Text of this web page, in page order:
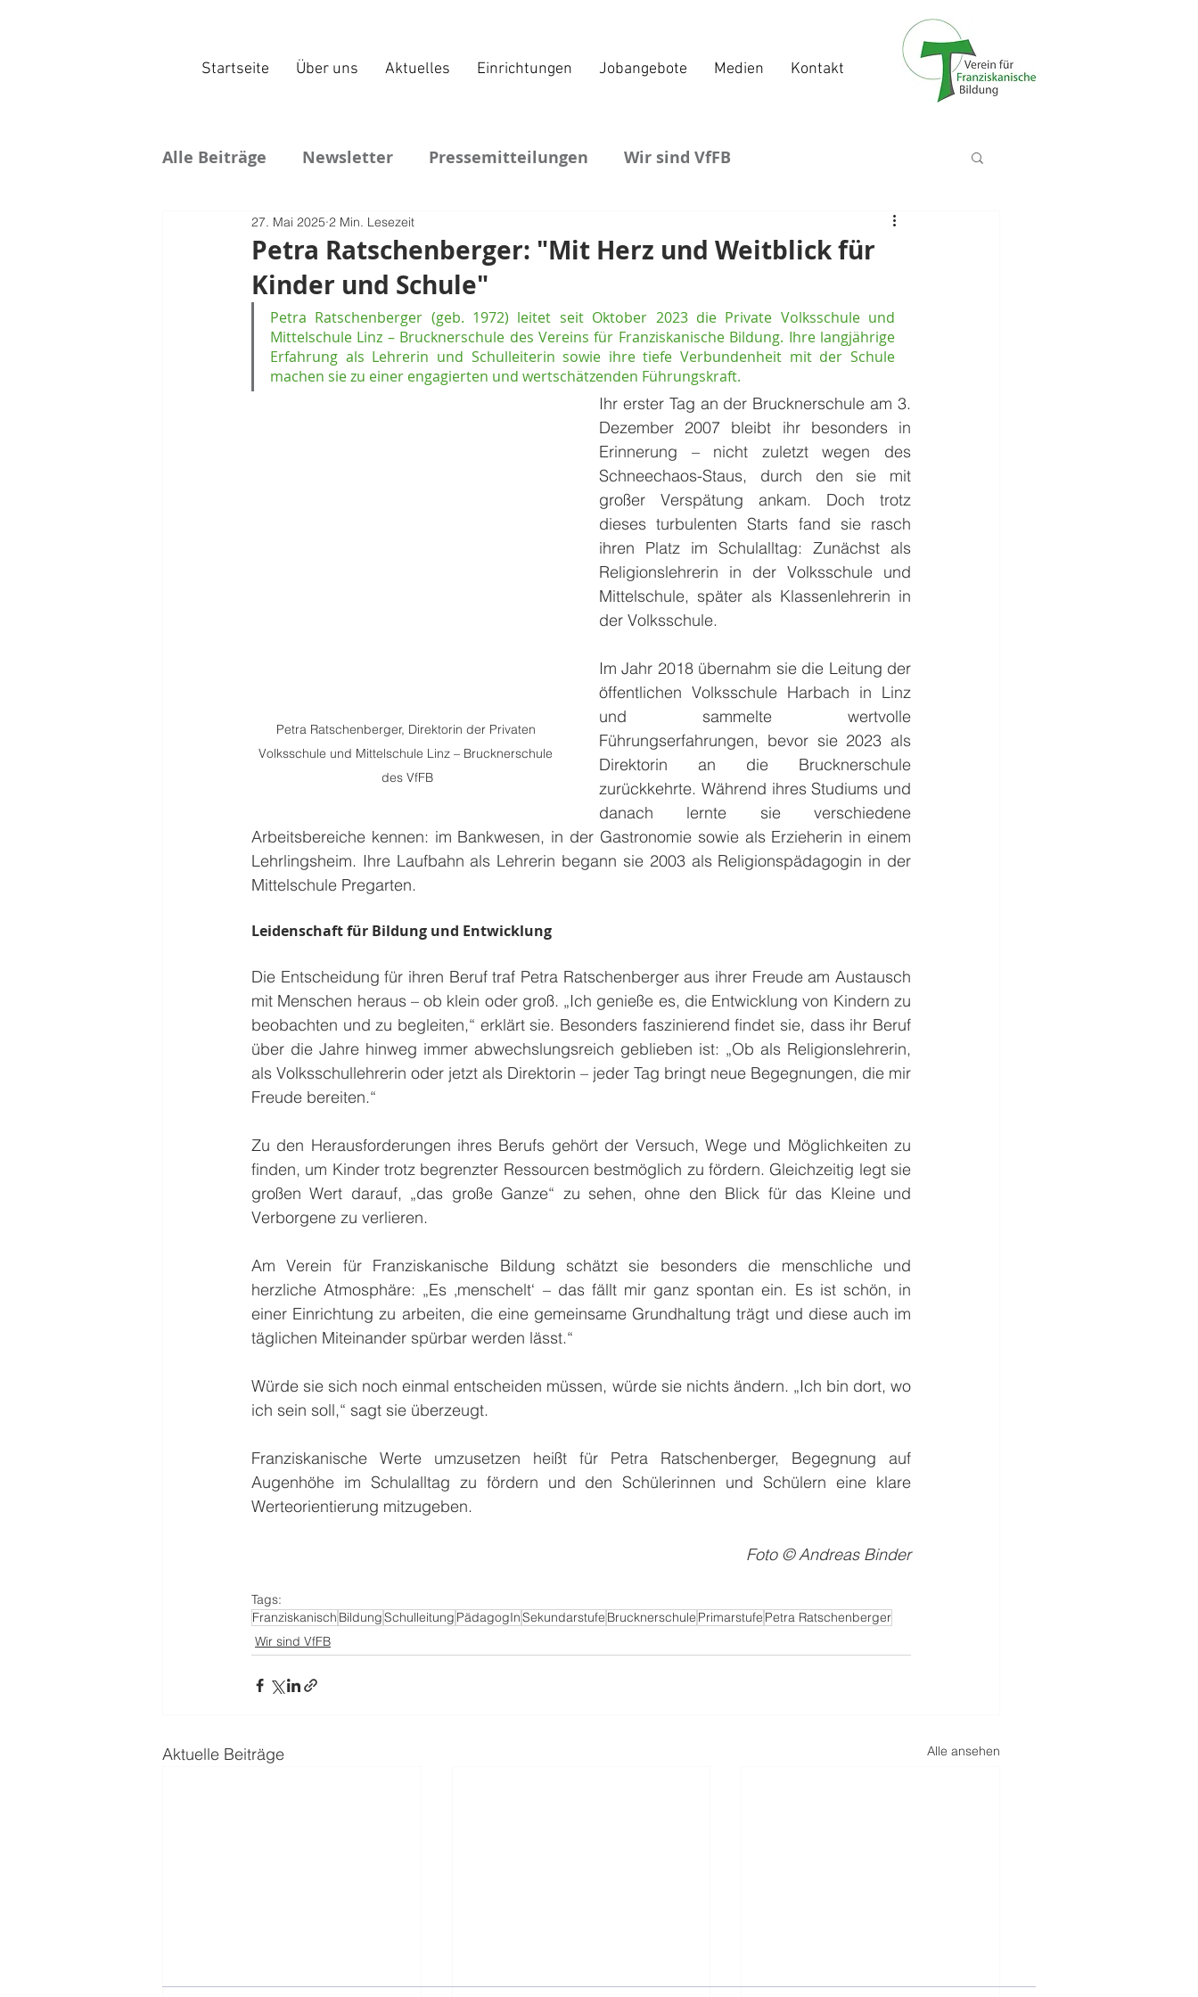
Startseite Über uns Aktuelles Einrichtungen Jobangebote Medien Kontakt
Alle Beiträge Newsletter Pressemitteilungen Wir sind VfFB
Petra Ratschenberger: "Mit Herz und Weitblick für
Kinder und Schule"
27. Mai 2025 2 Min. Lesezeit
Petra Ratschenberger (geb. 1972) leitet seit Oktober 2023 die Private Volksschule und
Mittelschule Linz – Brucknerschule des Vereins für Franziskanische Bildung. Ihre langjährige
Erfahrung als Lehrerin und Schulleiterin sowie ihre tiefe Verbundenheit mit der Schule
machen sie zu einer engagierten und wertschätzenden Führungskraft.
Petra Ratschenberger, Direktorin der Privaten
Volksschule und Mittelschule Linz – Brucknerschule
des VfFB
Ihr erster Tag an der Brucknerschule am 3.
Dezember 2007 bleibt ihr besonders in
Erinnerung – nicht zuletzt wegen des
Schneechaos-Staus, durch den sie mit
großer Verspätung ankam. Doch trotz
dieses turbulenten Starts fand sie rasch
ihren Platz im Schulalltag: Zunächst als
Religionslehrerin in der Volksschule und
Mittelschule, später als Klassenlehrerin in
der Volksschule.
Im Jahr 2018 übernahm sie die Leitung der
öffentlichen Volksschule Harbach in Linz
und sammelte wertvolle
Führungserfahrungen, bevor sie 2023 als
Direktorin an die Brucknerschule
zurückkehrte. Während ihres Studiums und
danach lernte sie verschiedene
Arbeitsbereiche kennen: im Bankwesen, in der Gastronomie sowie als Erzieherin in einem
Lehrlingsheim. Ihre Laufbahn als Lehrerin begann sie 2003 als Religionspädagogin in der
Mittelschule Pregarten.
Leidenschaft für Bildung und Entwicklung
Die Entscheidung für ihren Beruf traf Petra Ratschenberger aus ihrer Freude am Austausch
mit Menschen heraus – ob klein oder groß. „Ich genieße es, die Entwicklung von Kindern zu
beobachten und zu begleiten,“ erklärt sie. Besonders faszinierend findet sie, dass ihr Beruf
über die Jahre hinweg immer abwechslungsreich geblieben ist: „Ob als Religionslehrerin,
als Volksschullehrerin oder jetzt als Direktorin – jeder Tag bringt neue Begegnungen, die mir
Freude bereiten.“
Zu den Herausforderungen ihres Berufs gehört der Versuch, Wege und Möglichkeiten zu
finden, um Kinder trotz begrenzter Ressourcen bestmöglich zu fördern. Gleichzeitig legt sie
großen Wert darauf, „das große Ganze“ zu sehen, ohne den Blick für das Kleine und
Verborgene zu verlieren.
Am Verein für Franziskanische Bildung schätzt sie besonders die menschliche und
herzliche Atmosphäre: „Es ‚menschelt‘ – das fällt mir ganz spontan ein. Es ist schön, in
einer Einrichtung zu arbeiten, die eine gemeinsame Grundhaltung trägt und diese auch im
täglichen Miteinander spürbar werden lässt.“
Würde sie sich noch einmal entscheiden müssen, würde sie nichts ändern. „Ich bin dort, wo
ich sein soll,“ sagt sie überzeugt.
Franziskanische Werte umzusetzen heißt für Petra Ratschenberger, Begegnung auf
Augenhöhe im Schulalltag zu fördern und den Schülerinnen und Schülern eine klare
Werteorientierung mitzugeben.
Foto © Andreas Binder
Tags:
Franziskanisch BildungSchulleitung PädagogInSekundarstufe Brucknerschule Primarstufe Petra Ratschenberger
Wir sind VfFB
Aktuelle Beiträge Alle ansehen